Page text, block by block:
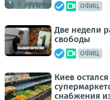
ОФИЦ.
Две недели
свободы
ОФИЦ.
Киев
снабжения